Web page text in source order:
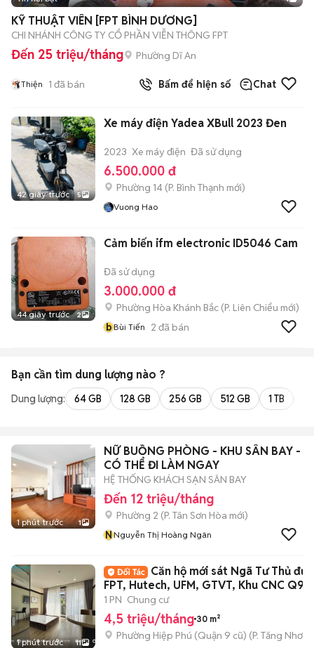
KỸ THUẬT VIÊN [FPT BÌNH DƯƠNG]
CHI NHÁNH CÔNG TY CỔ PHẦN VIỄN THÔNG FPT
Đến 25 triệu/tháng Phường Dĩ An
Thiện 1 đã bán Bấm để hiện số Chat
42 giây trước 5
Xe máy điện Yadea XBull 2023 Đen
2023 Xe máy điện Đã sử dụng
6.500.000 đ
Phường 14 (P. Bình Thạnh mới)
Vuong Hao
44 giây trước 2
Cảm biến ifm electronic ID5046 Cam
Đã sử dụng
3.000.000 đ
Phường Hòa Khánh Bắc (P. Liên Chiểu mới)
bBùi Tiến 2 đã bán
Bạn cần tìm dung lượng nào ?
Dung lượng: 64 GB 128 GB 256 GB 512 GB 1 TB
1 phút trước 1
NỮ BUỒNG PHÒNG - KHU SÂN BAY -
CÓ THỂ ĐI LÀM NGAY
HỆ THỐNG KHÁCH SẠN SÂN BAY
Đến 12 triệu/tháng
Phường 2 (P. Tân Sơn Hòa mới)
NNguyễn Thị Hoàng Ngân
1 phút trước 11
Căn hộ mới sát Ngã Tư Thủ
FPT, Hutech, UFM, GTVT, Khu CNC Q9
1 PN Chung cư
4,5 triệu/tháng 30 m²
Phường Hiệp Phú (Quận 9 cũ) (P. Tăng Nhơn